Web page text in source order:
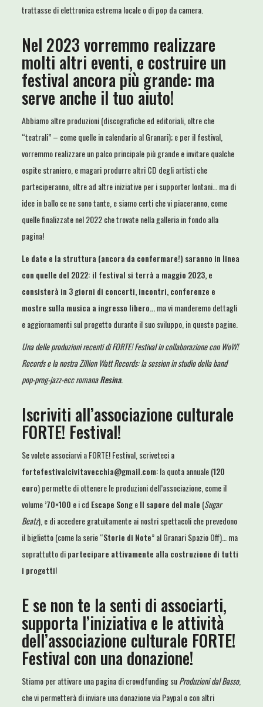
trattasse di elettronica estrema locale o di pop da camera.
Nel 2023 vorremmo realizzare
molti altri eventi, e costruire un
festival ancora più grande: ma
serve anche il tuo aiuto!
Abbiamo altre produzioni (discografiche ed editoriali, oltre che
“teatrali” – come quelle in calendario al Granari); e per il festival,
vorremmo realizzare un palco principale più grande e invitare qualche
ospite straniero, e magari produrre altri CD degli artisti che
parteciperanno, oltre ad altre iniziative per i supporter lontani… ma di
idee in ballo ce ne sono tante, e siamo certi che vi piaceranno, come
quelle finalizzate nel 2022 che trovate nella galleria in fondo alla
pagina!
Le date e la struttura (ancora da confermare!) saranno in linea
con quelle del 2022: il festival si terrà a maggio 2023, e
consisterà in 3 giorni di concerti, incontri, conferenze e
mostre sulla musica a ingresso libero…ma vi manderemo dettagli
e aggiornamenti sul progetto durante il suo sviluppo, in queste pagine.
Una delle produzioni recenti di FORTE! Festival in collaborazione con WoW!
Records e la nostra Zillion Watt Records: la session in studio della band
pop-prog-jazz-ecc romanaResina.
Iscriviti all’associazione culturale
FORTE! Festival!
Se volete associarvi a FORTE! Festival, scriveteci a
fortefestivalcivitavecchia@gmail.com: la quota annuale (120
euro) permette di ottenere le produzioni dell’associazione, come il
volume’70×100 e i cd Escape SongeIl sapore del male (Sugar
Beatz), e di accedere gratuitamente ai nostri spettacoli che prevedono
il biglietto (come la serie “Storie di Note” al Granari Spazio Off)… ma
soprattutto dipartecipare attivamente alla costruzione di tutti
i progetti!
E se non te la senti di associarti,
supporta l’iniziativa e le attività
dell’associazione culturale FORTE!
Festival con una donazione!
Stiamo per attivare una pagina di crowdfunding suProduzioni dal Basso,
che vi permetterà di inviare una donazione via Paypal o con altri